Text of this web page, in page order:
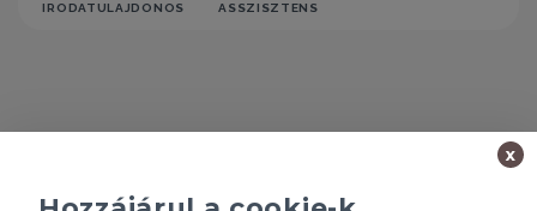
IRODATULAJDONOS
ASSZISZTENS
x